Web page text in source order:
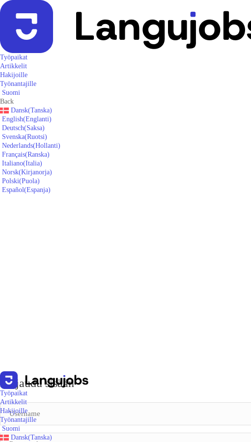
Työpaikat
Artikkelit
Hakijoille
Työnantajille
Suomi
Back
Dansk(Tanska)
English(Englanti)
Deutsch(Saksa)
Svenska(Ruotsi)
Nederlands(Hollanti)
Français(Ranska)
Italiano(Italia)
Norsk(Kirjanorja)
Polski(Puola)
Español(Espanja)
Työpaikat
Artikkelit
Hakijoille
Työnantajille
Suomi
Dansk(Tanska)
Kirjaudu sisään